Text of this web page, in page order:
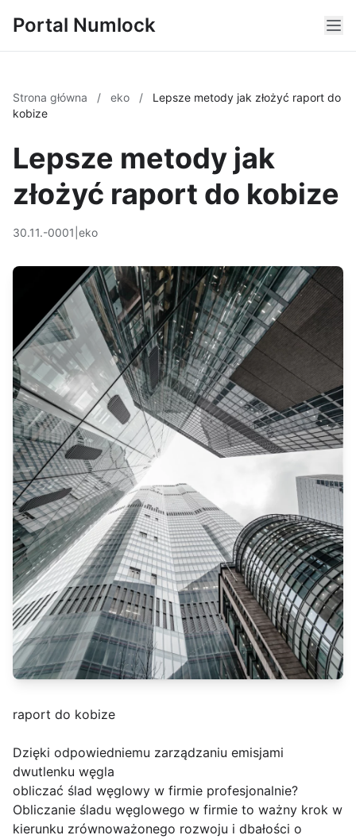
Portal Numlock
Strona główna / eko /
Lepsze metody jak złożyć raport do
kobize
Lepsze metody jak
złożyć raport do kobize
30.11.-0001 eko
raport do kobize
Dzięki odpowiedniemu zarządzaniu emisjami
dwutlenku węgla
obliczać ślad węglowy w firmie profesjonalnie?
Obliczanie śladu węglowego w firmie to ważny krok w
kierunku zrównoważonego rozwoju i dbałości o